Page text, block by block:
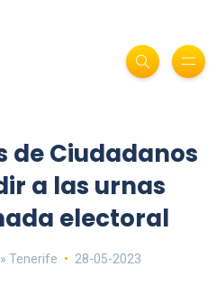
de Ciudadanos
a las urnas
electoral
Tenerife 28-05-2023